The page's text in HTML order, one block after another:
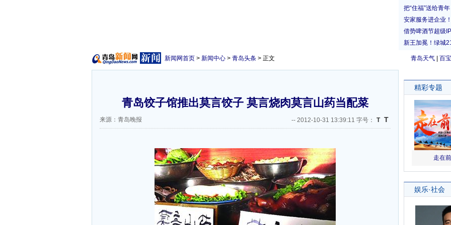
青岛天气 百
新闻网首页 > 新闻中心 > 青岛头条 > 正文
青岛饺子馆推出莫言饺子 莫言烧肉莫言山药当配菜
来源：青岛晚报 -- 2012-10-31 13:39:11 字号： T T